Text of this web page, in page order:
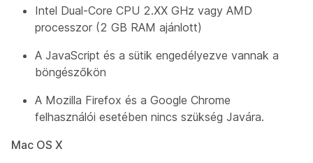
Intel Dual-Core CPU 2.XX GHz vagy AMD
processzor (2 GB RAM ajánlott)
A JavaScript és a sütik engedélyezve vannak a
böngészőkön
A Mozilla Firefox és a Google Chrome
felhasználói esetében nincs szükség Javára.
Mac OS X